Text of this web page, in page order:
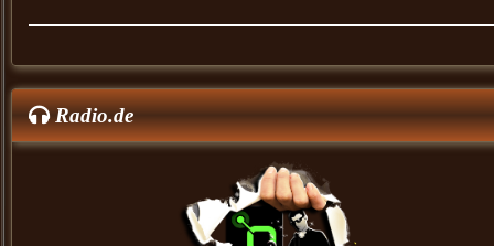
Radio.de